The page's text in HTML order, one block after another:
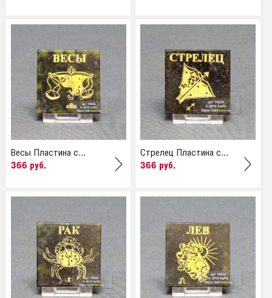
Весы Пластина с...
366 руб.
Стрелец Пластина с...
366 руб.